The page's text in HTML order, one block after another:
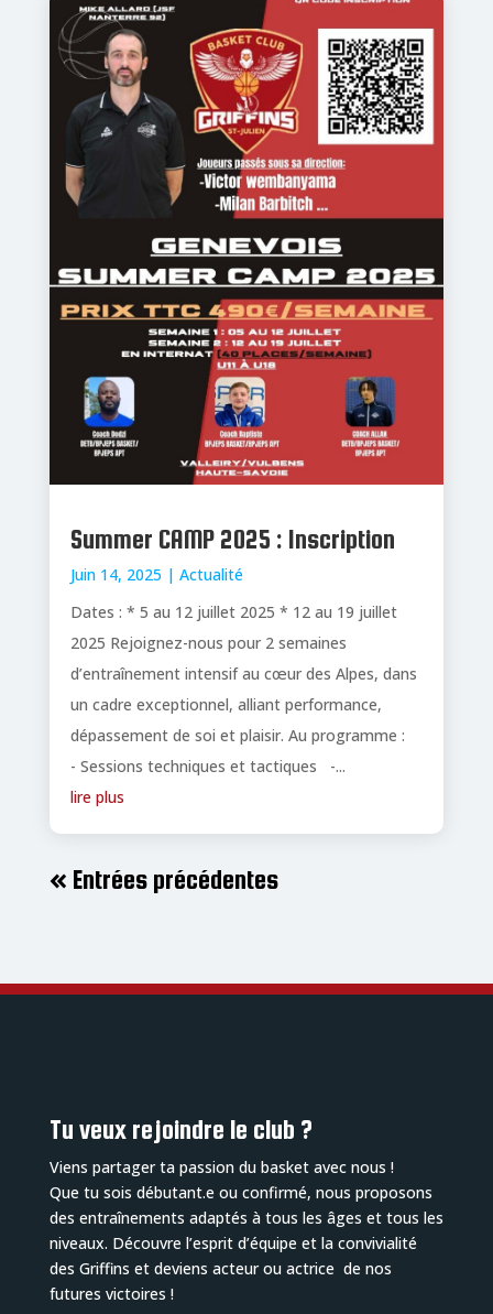
Summer CAMP 2025 : Inscription
Juin 14, 2025 | Actualité
Dates : * 5 au 12 juillet 2025 * 12 au 19 juillet
2025 Rejoignez-nous pour 2 semaines
d’entraînement intensif au cœur des Alpes, dans
un cadre exceptionnel, alliant performance,
dépassement de soi et plaisir. Au programme :
- Sessions techniques et tactiques -...
lire plus
« Entrées précédentes
Tu veux rejoindre le club ?
Viens partager ta passion du basket avec nous !
Que tu sois débutant.e ou confirmé, nous proposons
des entraînements adaptés à tous les âges et tous les
niveaux. Découvre l’esprit d’équipe et la convivialité
des Griffins et deviens acteur ou actrice de nos
futures victoires !